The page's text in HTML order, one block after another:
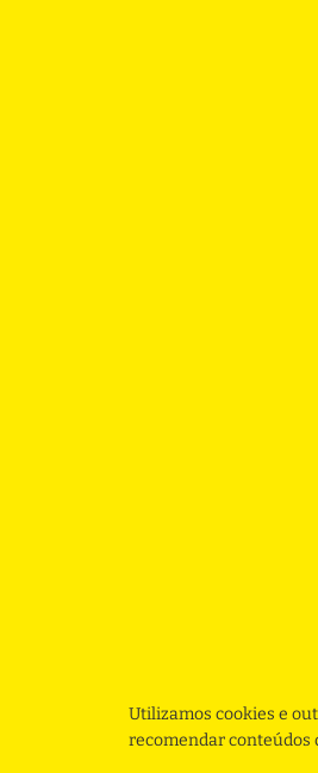
Utilizamos cookies e
recomendar conteúdos